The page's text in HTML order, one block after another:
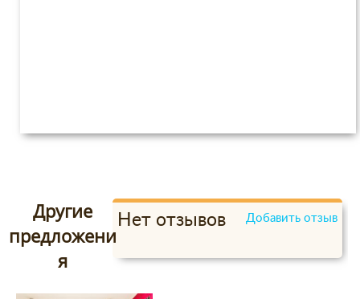
Другие
предложени
я
Нет отзывов Добавить отзыв